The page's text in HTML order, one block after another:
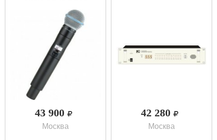
43 900
Москва
42 280
Москва